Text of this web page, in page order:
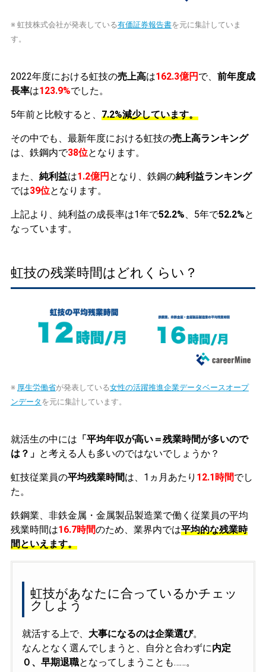
※ 虹技株式会社が発表している有価証券報告書を元に集計していま
す。
2022年度における虹技の売上高は162.3億円 で、 前年度成
長率は123.9%でした。
5年前と比較すると、 7.2%減少しています。
その中でも、最新年度における虹技の売上高ランキング
は、鉄鋼内で38位となります。
また、 純利益は1.2億円 となり、鉄鋼の純利益ランキング
では39位となります。
上記より、純利益の成長率は1年で52.2%、5年で52.2%と
なっています。
虹技の残業時間はどれくらい？
※ 厚生労働省が発表している女性の活躍推進企業データベースオープ
ンデータ を元に集計しています。
就活生の中には 「平均年収が高い＝残業時間が多いので
は？」 と考える人も多いのではないでしょうか？
虹技従業員の平均残業時間は、1ヵ月あたり 12.1時間でし
た。
鉄鋼業、非鉄金属・金属製品製造業で働く従業員の平均
残業時間は16.7時間のため、業界内では平均的な残業時
間といえます。
虹技があなたに合っているかチェッ
クしよう
就活する上で、 大事になるのは企業選び。
なんとなく選んでしまうと、自分と合わずに内定
０、早期退職となってしまうことも……。